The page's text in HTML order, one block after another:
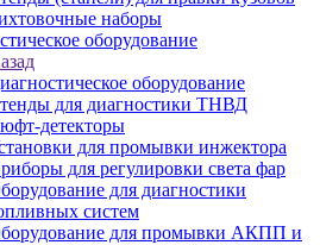
наборы
оборудование
оборудование
для диагностики ТНВД
детекторы
для промывки инжектора
для регулировки света фар
для диагностики
систем
для промывки АКПП и